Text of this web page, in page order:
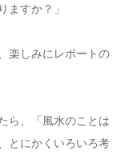
ますか？」
楽しみにレポートの
ら、「風水のことは
とにかくいろいろ考